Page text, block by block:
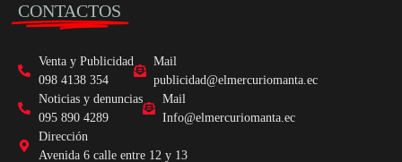
CONTACTOS
Venta y Publicidad
098 4138 354
Mail
publicidad@elmercuriomanta.ec
Noticias y denuncias
095 890 4289
Mail
Info@elmercuriomanta.ec
Dirección
Avenida 6 calle entre 12 y 13